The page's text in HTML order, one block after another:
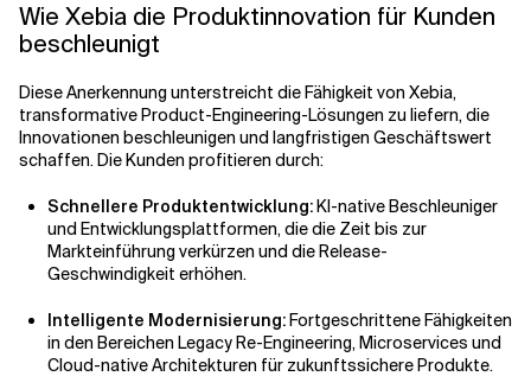
Wie Xebia die Produktinnovation für Kunden
beschleunigt
Diese Anerkennung unterstreicht die Fähigkeit von Xebia,
transformative Product-Engineering-Lösungen zu liefern, die
Innovationen beschleunigen und langfristigen Geschäftswert
schaffen. Die Kunden profitieren durch:
Schnellere Produktentwicklung: KI-native Beschleuniger
und Entwicklungsplattformen, die die Zeit bis zur
Markteinführung verkürzen und die Release-
Geschwindigkeit erhöhen.
Intelligente Modernisierung: Fortgeschrittene Fähigkeiten
in den Bereichen Legacy Re-Engineering, Microservices und
Cloud-native Architekturen für zukunftssichere Produkte.